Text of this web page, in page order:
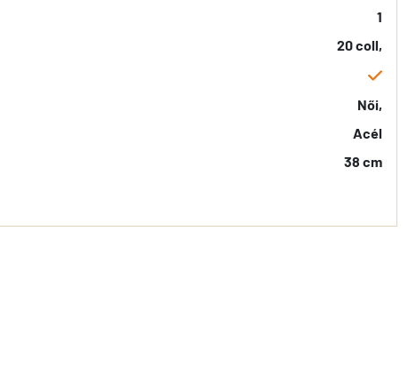
1
20 coll,
Női,
Acél
38 cm